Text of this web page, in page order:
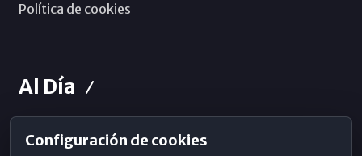
Política de cookies
Al Día
Horarios de Misa
Configuración de cookies